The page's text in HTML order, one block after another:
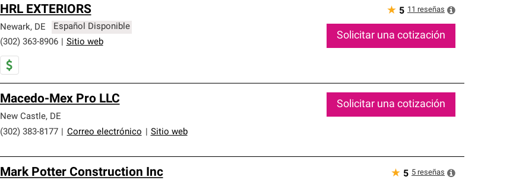
HRL EXTERIORS
Newark, DE
Español Disponible
(302) 363-8906
Sitio web
★ 5 11 reseñas
Solicitar una cotización
Macedo-Mex Pro LLC
New Castle, DE
(302) 383-8177
Correo electrónico Sitio web
Solicitar una cotización
Mark Potter Construction Inc ★ 5 5 reseñas